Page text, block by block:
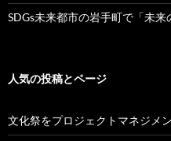
SDGs未来都市の岩手町で「未来
人気の投稿とページ
文化祭をプロジェクトマネジメ